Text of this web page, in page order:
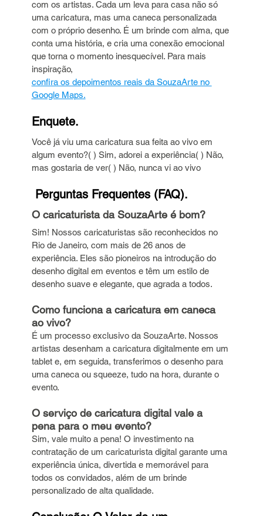
com os artistas. Cada um leva para casa não só
uma caricatura, mas uma caneca personalizada
com o próprio desenho. É um brinde com alma, que
conta uma história, e cria uma conexão emocional
que torna o momento inesquecível. Para mais
inspiração,
confira os depoimentos reais da SouzaArte no
Google Maps.
Enquete.
Você já viu uma caricatura sua feita ao vivo em
algum evento?( ) Sim, adorei a experiência( ) Não,
mas gostaria de ver( ) Não, nunca vi ao vivo
Perguntas Frequentes (FAQ).
O caricaturista da SouzaArte é bom?
Sim! Nossos caricaturistas são reconhecidos no
Rio de Janeiro, com mais de 26 anos de
experiência. Eles são pioneiros na introdução do
desenho digital em eventos e têm um estilo de
desenho suave e elegante, que agrada a todos.
Como funciona a caricatura em caneca
ao vivo?
É um processo exclusivo da SouzaArte. Nossos
artistas desenham a caricatura digitalmente em um
tablet e, em seguida, transferimos o desenho para
uma caneca ou squeeze, tudo na hora, durante o
evento.
O serviço de caricatura digital vale a
pena para o meu evento?
Sim, vale muito a pena! O investimento na
contratação de um caricaturista digital garante uma
experiência única, divertida e memorável para
todos os convidados, além de um brinde
personalizado de alta qualidade.